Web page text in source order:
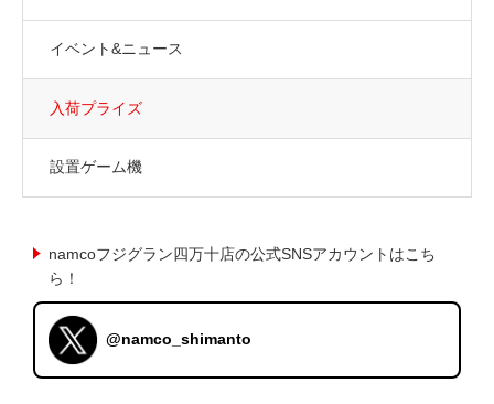
イベント&ニュース
入荷プライズ
設置ゲーム機
namcoフジグラン四万十店の公式SNSアカウントはこち
ら！
@namco_shimanto